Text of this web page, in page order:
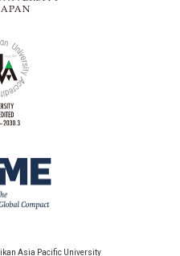
Asia Pacific University